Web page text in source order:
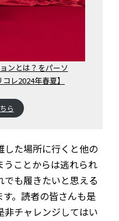
ンとは？をパーソ
レ2024年春夏】
ら
した場所に行くと他の
ことからは逃れられ
でも履きたいと思える
。読者の皆さんも是
チャレンジしてはい